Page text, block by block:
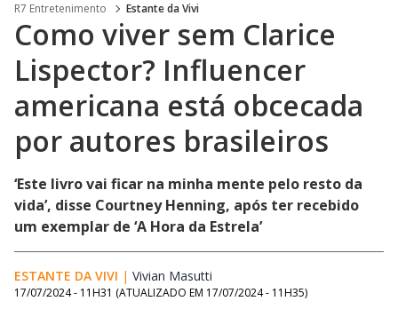
R7 Entretenimento Estante da Vivi
Como viver sem Clarice
Lispector? Influencer
americana está obcecada
por autores brasileiros
‘Este livro vai ficar na minha mente pelo resto da
vida’, disse Courtney Henning, após ter recebido
um exemplar de ‘A Hora da Estrela’
ESTANTE DA VIVI | Vivian Masutti
17/07/2024 - 11H31 (ATUALIZADO EM 17/07/2024 - 11H35)